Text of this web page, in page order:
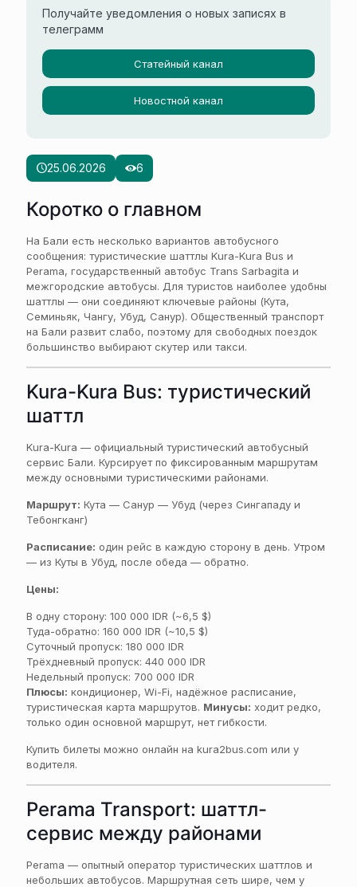
25.06.2026 6
Коротко о главном
На Бали есть несколько вариантов автобусного
сообщения: туристические шаттлы Kura-Kura Bus и
Perama, государственный автобус Trans Sarbagita и
межгородские автобусы. Для туристов наиболее удобны
шаттлы — они соединяют ключевые районы (Кута,
Семиньяк, Чангу, Убуд, Санур). Общественный транспорт
на Бали развит слабо, поэтому для свободных поездок
большинство выбирают скутер или такси.
Kura-Kura Bus: туристический
шаттл
Kura-Kura — официальный туристический автобусный
сервис Бали. Курсирует по фиксированным маршрутам
между основными туристическими районами.
Маршрут: Кута — Санур — Убуд (через Сингападу и
Тебонгканг)
Расписание: один рейс в каждую сторону в день. Утром
— из Куты в Убуд, после обеда — обратно.
Цены:
В одну сторону: 100 000 IDR (~6,5 $)
Туда-обратно: 160 000 IDR (~10,5 $)
Суточный пропуск: 180 000 IDR
Трёхдневный пропуск: 440 000 IDR
Недельный пропуск: 700 000 IDR
Плюсы: кондиционер, Wi-Fi, надёжное расписание,
туристическая карта маршрутов. Минусы: ходит редко,
только один основной маршрут, нет гибкости.
Купить билеты можно онлайн на kura2bus.com или у
водителя.
Perama Transport: шаттл-
сервис между районами
Perama — опытный оператор туристических шаттлов и
небольших автобусов. Маршрутная сеть шире, чем у
Получайте уведомления о новых записях в
телеграмм
Статейный канал
Новостной канал